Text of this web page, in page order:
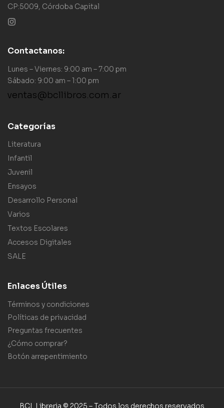
CP:5009, Córdoba Capital
Contactanos:
Lunes – Viernes: 9:00 am – 7:00 pm
Sábado: 9:00 am – 1:00 pm
ventas@bcllibros.com.ar
Categorías
Literatura
Infantil
Juvenil
Ensayos
Desarrollo Personal
Varios
Textos Escolares
Accesos Digitales
SALE
Enlaces Útiles
Términos y condiciones
Políticas de privacidad
Preguntas frecuentes
¿Cómo comprar?
Botón arrepentimiento
BCL Libreria © 2025 – Todos los derechos reservados